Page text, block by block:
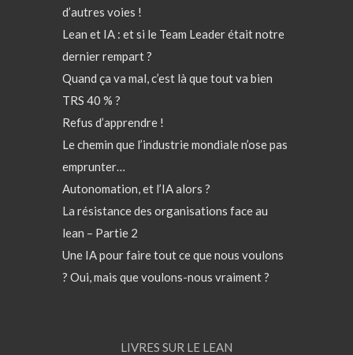
d’autres voies !
Lean et IA : et si le Team Leader était notre
dernier rempart ?
Quand ça va mal, c’est là que tout va bien
TRS 40 % ?
Refus d’apprendre !
Le chemin que l’industrie mondiale n’ose pas
emprunter…
Autonomation, et l’IA alors ?
La résistance des organisations face au
lean – Partie 2
Une IA pour faire tout ce que nous voulons
? Oui, mais que voulons-nous vraiment ?
LIVRES SUR LE LEAN